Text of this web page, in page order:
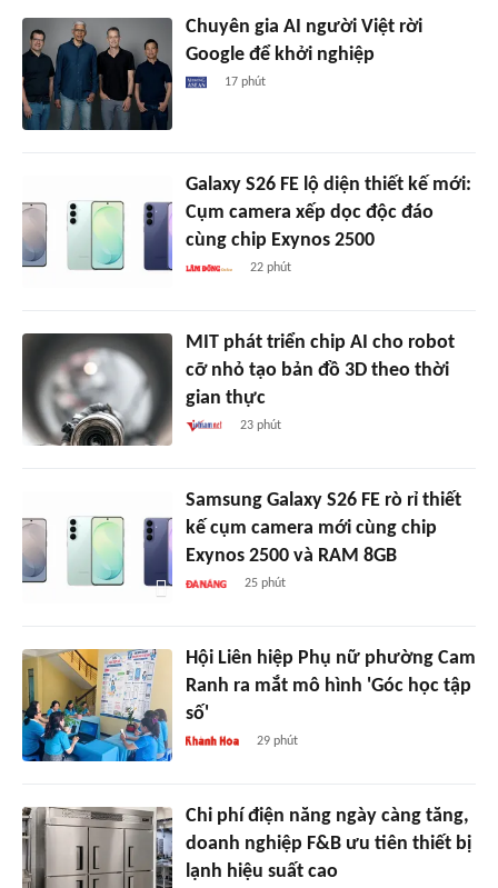
Chuyên gia AI người Việt rời
Google để khởi nghiệp
17 phút
Galaxy S26 FE lộ diện thiết kế mới:
Cụm camera xếp dọc độc đáo
cùng chip Exynos 2500
22 phút
MIT phát triển chip AI cho robot
cỡ nhỏ tạo bản đồ 3D theo thời
gian thực
23 phút
Samsung Galaxy S26 FE rò rỉ thiết
kế cụm camera mới cùng chip
Exynos 2500 và RAM 8GB
25 phút
Hội Liên hiệp Phụ nữ phường Cam
Ranh ra mắt mô hình 'Góc học tập
số'
29 phút
Chi phí điện năng ngày càng tăng,
doanh nghiệp F&B ưu tiên thiết bị
lạnh hiệu suất cao